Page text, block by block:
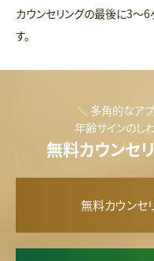
カウンセリングの最後に3～
す。
＼ 多角的なア
年齢サインのし
無料カウンセ
無料カウンセ